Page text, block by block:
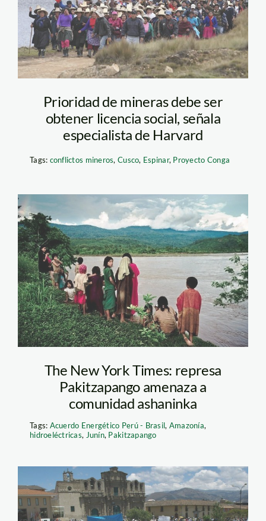
Prioridad de mineras debe ser
obtener licencia social, señala
especialista de Harvard
Tags: conflictos mineros,Cusco, Espinar, Proyecto Conga
Pakitzapango_TNY
The New York Times: represa
Pakitzapango amenaza a
comunidad ashaninka
Tags: Acuerdo Energético Perú - Brasil, Amazonía,
hidroeléctricas, Junín, Pakitzapango
conga_paro_servindi